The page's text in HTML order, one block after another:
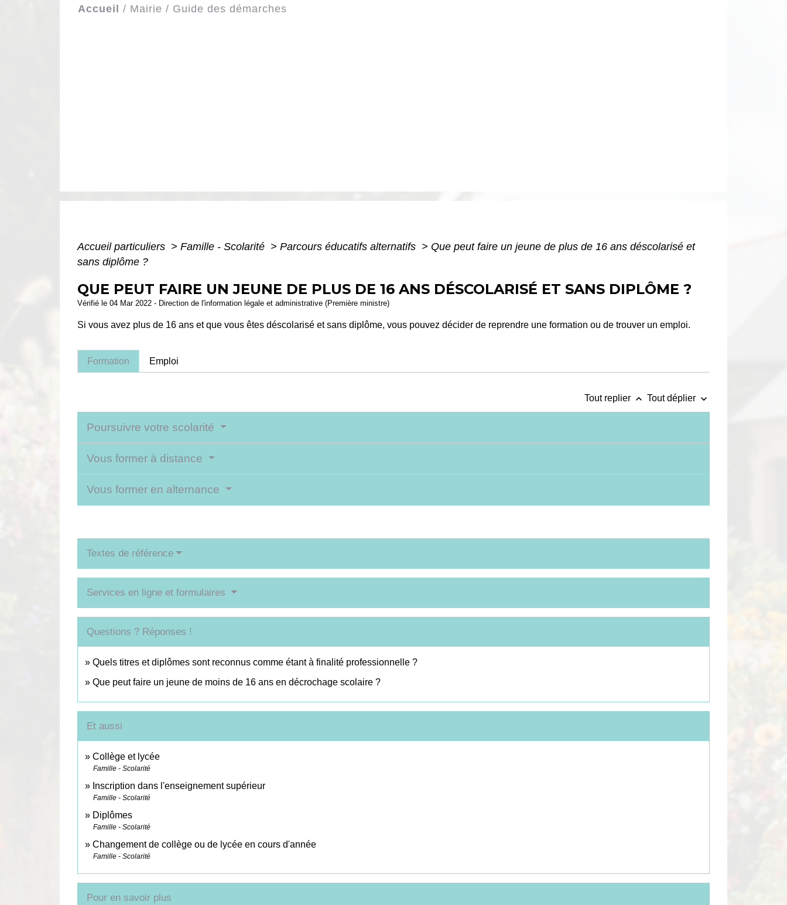
Accueil / Mairie / Guide des démarches
Accueil particuliers > Famille - Scolarité > Parcours éducatifs alternatifs > Que peut faire un jeune de plus de 16 ans déscolarisé et
sans diplôme ?
QUE PEUT FAIRE UN JEUNE DE PLUS DE 16 ANS DÉSCOLARISÉ ET SANS DIPLÔME ?
Vérifié le 04 Mar 2022 - Direction de l'information légale et administrative (Première ministre)
Si vous avez plus de 16 ans et que vous êtes déscolarisé et sans diplôme, vous pouvez décider de reprendre une formation ou de trouver un emploi.
Formation Emploi
Tout replier keyboard_arrow_up Tout déplier keyboard_arrow_down
Poursuivre votre scolarité
Vous former à distance
Vous former en alternance
Textes de référence
Services en ligne et formulaires
Questions ? Réponses !
Quels titres et diplômes sont reconnus comme étant à finalité professionnelle ?
Que peut faire un jeune de moins de 16 ans en décrochage scolaire ?
Et aussi
Collège et lycée
Famille - Scolarité
Inscription dans l'enseignement supérieur
Famille - Scolarité
Diplômes
Famille - Scolarité
Changement de collège ou de lycée en cours d'année
Famille - Scolarité
Pour en savoir plus